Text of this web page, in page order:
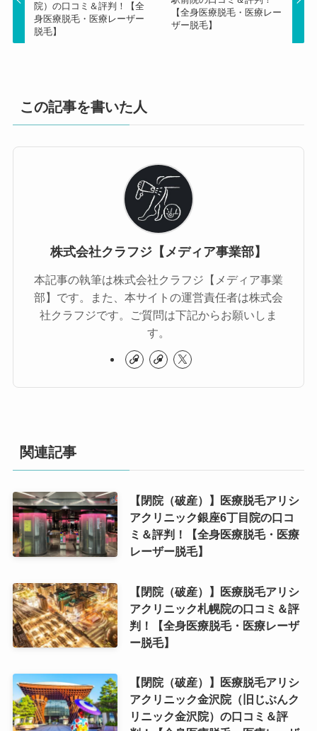
院）の口コミ＆評判！【全
身医療脱毛・医療レーザー
脱毛】
【全身医療脱毛・医療レー
ザー脱毛】
この記事を書いた人
株式会社クラフジ【メディア事業部】
本記事の執筆は株式会社クラフジ【メディア事業
部】です。また、本サイトの運営責任者は株式会
社クラフジです。ご質問は下記からお願いしま
す。
関連記事
【閉院（破産）】医療脱毛アリシ
アクリニック銀座6丁目院の口コ
ミ＆評判！【全身医療脱毛・医療
レーザー脱毛】
【閉院（破産）】医療脱毛アリシ
アクリニック札幌院の口コミ＆評
判！【全身医療脱毛・医療レーザ
ー脱毛】
【閉院（破産）】医療脱毛アリシ
アクリニック金沢院（旧じぶんク
リニック金沢院）の口コミ＆評